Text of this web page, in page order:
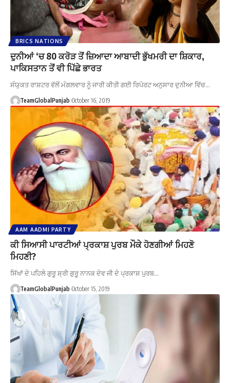
BRICS NATIONS
ਦੁਨੀਆਂ ‘ਚ 80 ਕਰੋੜ ਤੋਂ ਜ਼ਿਆਦਾ ਆਬਾਦੀ ਭੁੱਖਮਰੀ ਦਾ ਸ਼ਿਕਾਰ,
ਪਾਕਿਸਤਾਨ ਤੋਂ ਵੀ ਪਿੱਛੇ ਭਾਰਤ
ਸੰਯੁਕਤ ਰਾਸ਼ਟਰ ਵੱਲੋਂ ਮੰਗਲਵਾਰ ਨੂੰ ਜਾਰੀ ਕੀਤੀ ਗਈ ਰਿਪੋਰਟ ਅਨੁਸਾਰ ਦੁਨੀਆ ਵਿੱਚ…
TeamGlobalPunjab October 16, 2019
AAM AADMI PARTY
ਕੀ ਸਿਆਸੀ ਪਾਰਟੀਆਂ ਪ੍ਰਕਾਸ਼ ਪੁਰਬ ਮੌਕੇ ਹੋਣਗੀਆਂ ਮਿਹਣੋ
ਮਿਹਣੀ?
ਸਿੱਖਾਂ ਦੇ ਪਹਿਲੇ ਗੁਰੂ ਸ਼੍ਰੀ ਗੁਰੂ ਨਾਨਕ ਦੇਵ ਜੀ ਦੇ ਪ੍ਰਕਾਸ਼ ਪੁਰਬ…
TeamGlobalPunjab October 15, 2019